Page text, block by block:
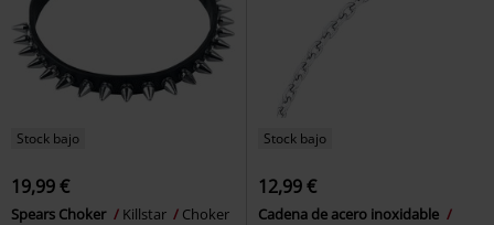
Stock bajo
19,99 €
Spears Choker Killstar Choker
Stock bajo
12,99 €
Cadena de acero inoxidable